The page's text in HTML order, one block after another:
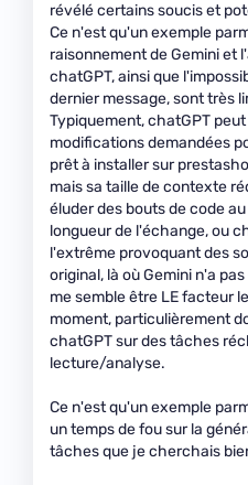
révélé certains soucis et
Ce n'est qu'un exemple
raisonnement de Gemini et
chatGPT, ainsi que
dernier message, sont très
Typiquement, chatGPT
modifications demandées
prêt à installer sur
mais sa taille de contexte
éluder des bouts de code
longueur de l'échange, ou
l'extrême provoquant des
original, là où Gemini n'a
me semble être LE facteur
moment, particulièrement
chatGPT sur des tâches
lecture/analyse.
Ce n'est qu'un exemple
un temps de fou sur la
tâches que je cherchais